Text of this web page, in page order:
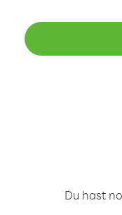
Du hast